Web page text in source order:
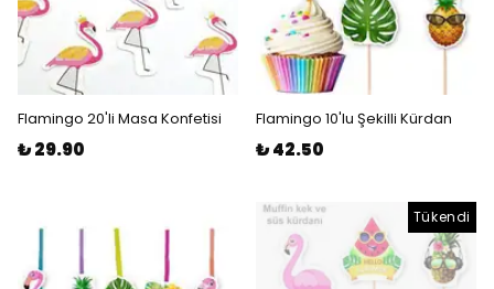
Flamingo 20'li Masa Konfetisi
₺ 29.90
Flamingo 10'lu Şekilli Kürdan
₺ 42.50
Tükendi